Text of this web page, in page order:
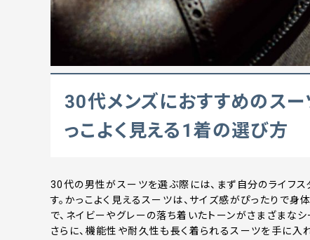
30代メンズにおすすめのス
っこよく見える1着の選び方
30代の男性がスーツを選ぶ際には、まず自分のライフ
す。かっこよく見えるスーツは、サイズ感がぴったりで身
で、ネイビーやグレーの落ち着いたトーンがさまざまなシ
さらに、機能性や耐久性も長く着られるスーツを手に入